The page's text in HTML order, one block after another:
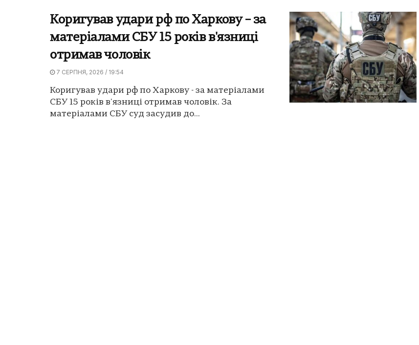
Коригував удари рф по Харкову – за
матеріалами СБУ 15 років в'язниці
отримав чоловік
7 СЕРПНЯ, 2026 / 19:54
Коригував удари рф по Харкову - за матеріалами
СБУ 15 років в'язниці отримав чоловік. За
матеріалами СБУ суд засудив до...